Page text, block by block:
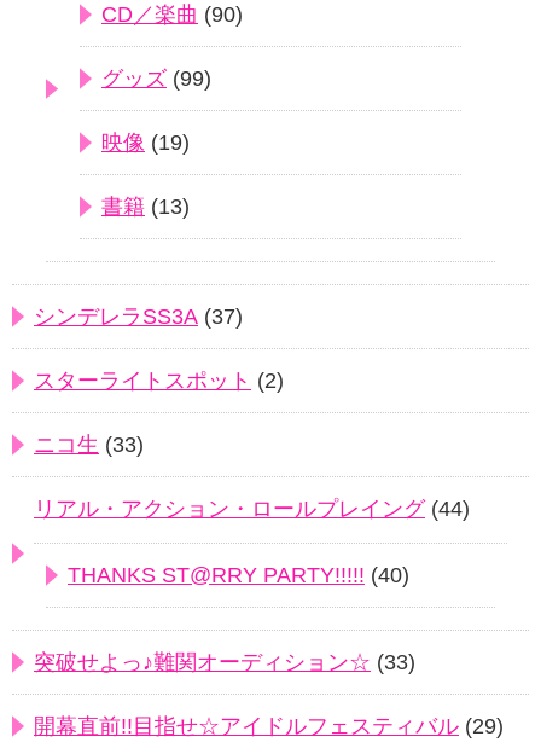
CD／楽曲 (90)
グッズ (99)
映像 (19)
書籍 (13)
シンデレラSS3A (37)
スターライトスポット (2)
ニコ生 (33)
リアル・アクション・ロールプレイング(44)
THANKS ST@RRY PARTY!!!!! (40)
突破せよっ♪難関オーディション☆ (33)
開幕直前!!目指せ☆アイドルフェスティバル (29)